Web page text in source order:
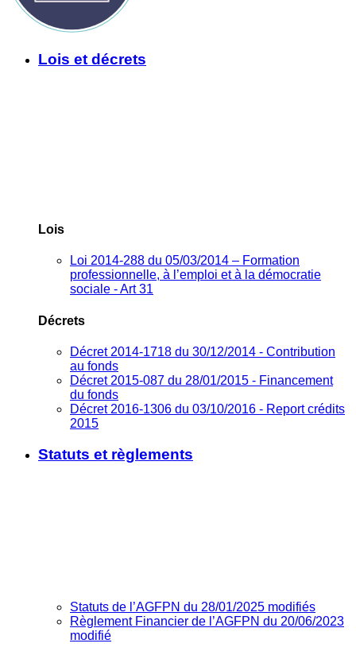
Lois et décrets
Lois
Loi 2014-288 du 05/03/2014 – Formation
professionnelle, à l’emploi et à la démocratie
sociale - Art 31
Décrets
Décret 2014-1718 du 30/12/2014 - Contribution
au fonds
Décret 2015-087 du 28/01/2015 - Financement
du fonds
Décret 2016-1306 du 03/10/2016 - Report crédits
2015
Statuts et règlements
Statuts de l’AGFPN du 28/01/2025 modifiés
Règlement Financier de l’AGFPN du 20/06/2023
modifié